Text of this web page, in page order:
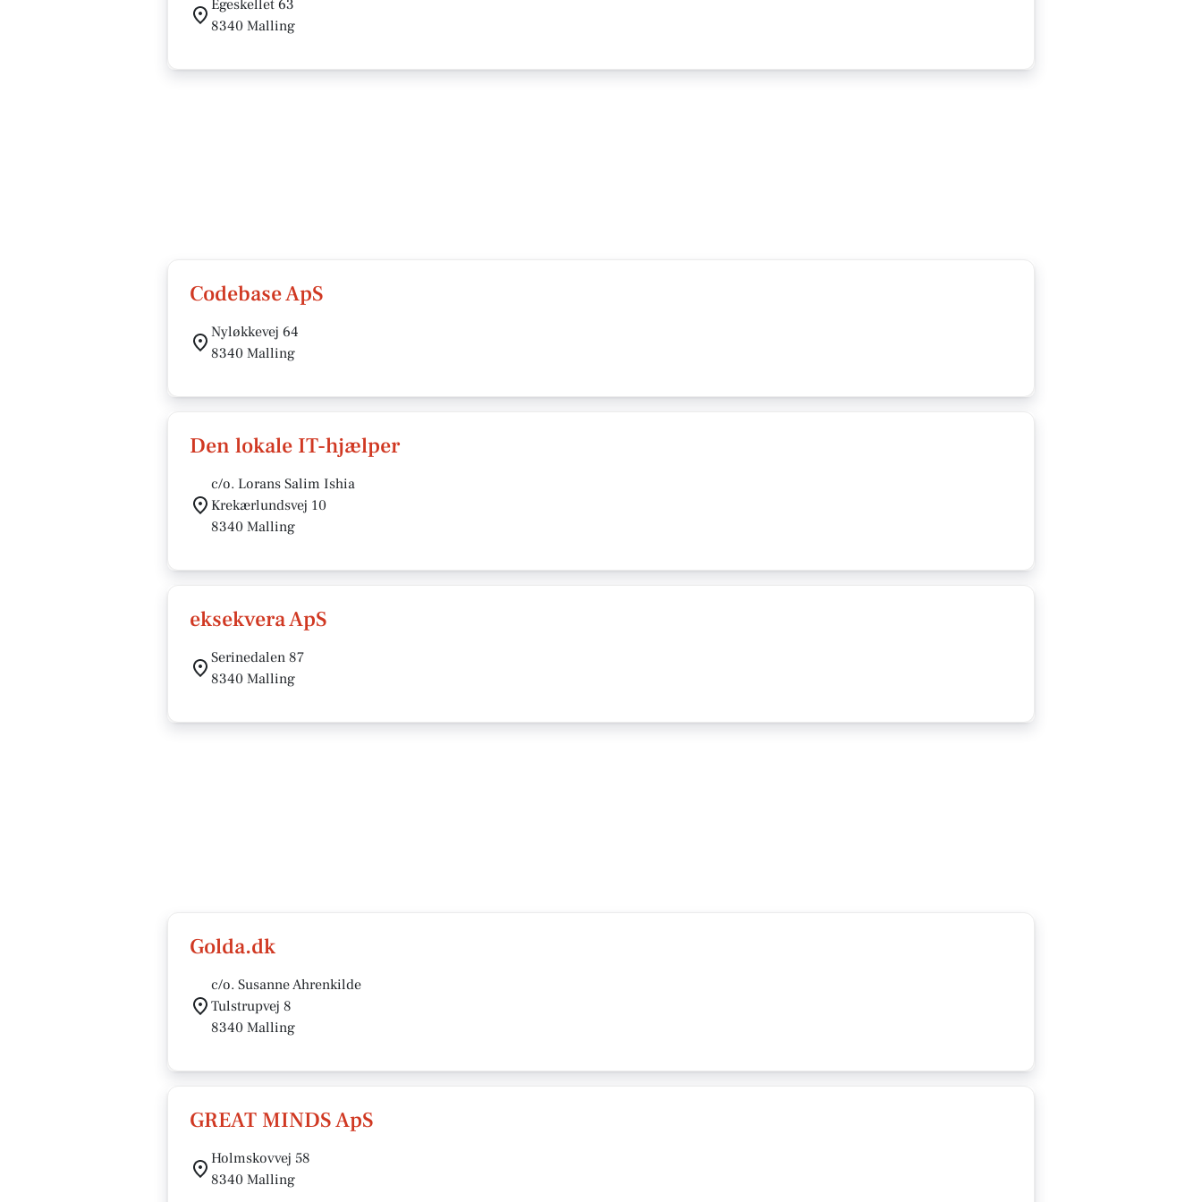
Egeskellet 63
8340 Malling
Codebase ApS
Nyløkkevej 64
8340 Malling
Den lokale IT-hjælper
c/o. Lorans Salim Ishia
Krekærlundsvej 10
8340 Malling
eksekvera ApS
Serinedalen 87
8340 Malling
Golda.dk
c/o. Susanne Ahrenkilde
Tulstrupvej 8
8340 Malling
GREAT MINDS ApS
Holmskovvej 58
8340 Malling